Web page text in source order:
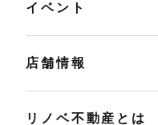
イベント
店舗情報
リノベ不動産とは